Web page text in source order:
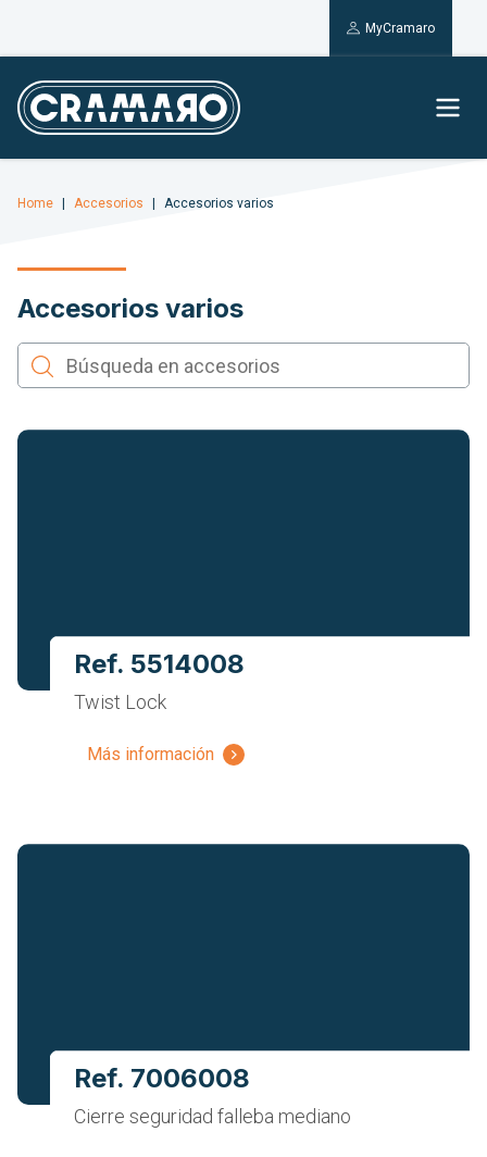
MyCramaro
Home Accesorios Accesorios varios
Accesorios varios
Ref. 5514008
Twist Lock
Más información
Ref. 7006008
Cierre seguridad falleba mediano